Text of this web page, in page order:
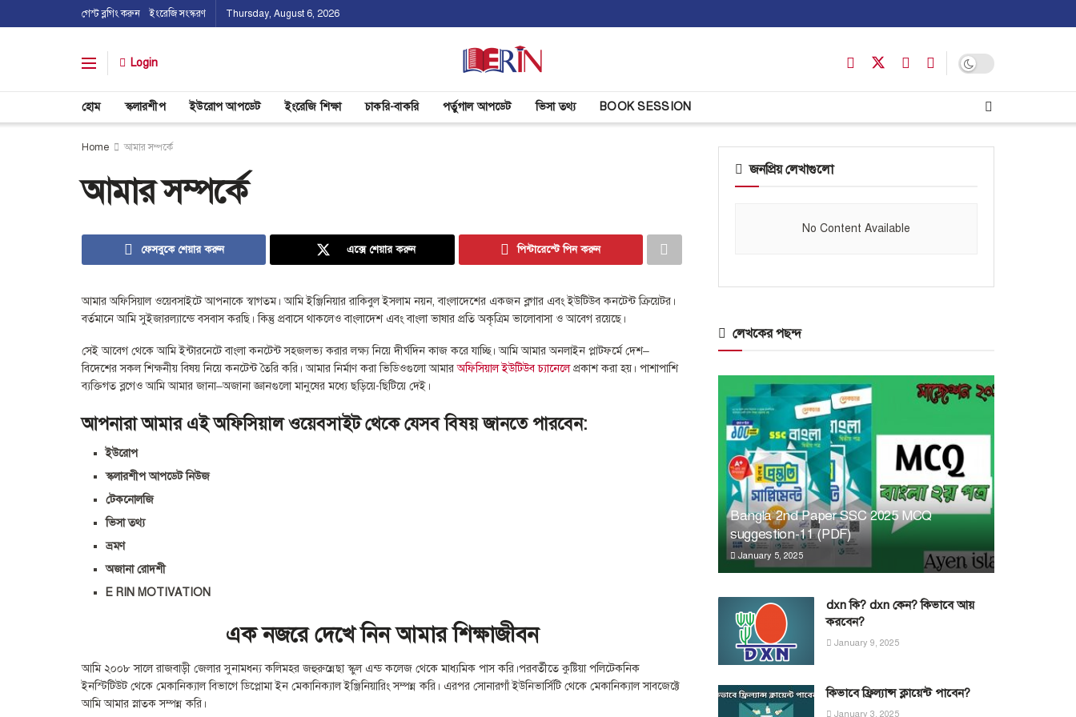
গেস্ট ব্লগিং করুন ইংরেজি সংস্করণ Thursday, August 6, 2026
Login
হোম স্কলারশীপ ইউরোপ আপডেট ইংরেজি শিক্ষা চাকরি-বাকরি পর্তুগাল আপডেট ভিসা তথ্য BOOK SESSION
Home আমার সম্পর্কে
আমার সম্পর্কে
ফেসবুকে শেয়ার করুন এক্সে শেয়ার করুন পিন্টারেস্টে পিন করুন
আমার অফিসিয়াল ওয়েবসাইটে আপনাকে স্বাগতম। আমি ইঞ্জিনিয়ার রাকিবুল ইসলাম নয়ন, বাংলাদেশের একজন ব্লগার এবং ইউটিউব কনটেন্ট ক্রিয়েটর।
বর্তমানে আমি সুইজারল্যান্ডে বসবাস করছি। কিন্তু প্রবাসে থাকলেও বাংলাদেশ এবং বাংলা ভাষার প্রতি অকৃত্রিম ভালোবাসা ও আবেগ রয়েছে।
সেই আবেগ থেকে আমি ইন্টারনেটে বাংলা কনটেন্ট সহজলভ্য করার লক্ষ্য নিয়ে দীর্ঘদিন কাজ করে যাচ্ছি। আমি আমার অনলাইন প্লাটফর্মে দেশ–
বিদেশের সকল শিক্ষনীয় বিষয় নিয়ে কনটেন্ট তৈরি করি। আমার নির্মাণ করা ভিডিওগুলো আমারঅফিসিয়াল ইউটিউব চ্যানেলেপ্রকাশ করা হয়। পাশাপাশি
ব্যক্তিগত ব্লগেও আমি আমার জানা–অজানা জ্ঞানগুলো মানুষের মধ্যে ছড়িয়ে-ছিটিয়ে দেই।
আপনারা আমার এই অফিসিয়াল ওয়েবসাইট থেকে যেসব বিষয় জানতে পারবেন:
ইউরোপ
স্কলারশীপ আপডেট নিউজ
টেকনোলজি
ভিসা তথ্য
ভ্রমণ
অজানা রোদশী
E RIN MOTIVATION
এক নজরে দেখে নিন আমার শিক্ষাজীবন
আমি ২০০৮ সালে রাজবাড়ী জেলার সুনামধন্য কলিমহর জহুরুন্নেছা স্কুল এন্ড কলেজ থেকে মাধ্যমিক পাস করি।পরবর্তীতে কুষ্টিয়া পলিটেকনিক
ইনস্টিটিউট থেকে মেকানিক্যাল বিভাগে ডিপ্লোমা ইন মেকানিক্যাল ইঞ্জিনিয়ারিং সম্পন্ন করি। এরপর সোনারগাঁ ইউনিভার্সিটি থেকে মেকানিক্যাল সাবজেক্টে
আমি আমার স্নাতক সম্পন্ন করি।
জনপ্রিয় লেখাগুলো
No Content Available
লেখকের পছন্দ
Bangla 2nd Paper SSC 2025 MCQ
suggestion-11 (PDF)
January 5, 2025
dxn কি? dxn কেন? কিভাবে আয়
করবেন?
January 9, 2025
কিভাবে ফ্রিল্যান্স ক্লায়েন্ট পাবেন?
January 3, 2025